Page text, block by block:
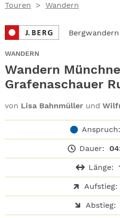
Touren Wandern
Bergwandern
WANDERN
Wandern
Grafenaschauer
von Lisa Bahnmüller und
Anspruch:
Dauer:
Länge:
Aufstieg:
Abstieg:
ABO
GEWINNEN
NEWSLETTER
SHOP